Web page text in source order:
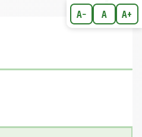
A− A A+